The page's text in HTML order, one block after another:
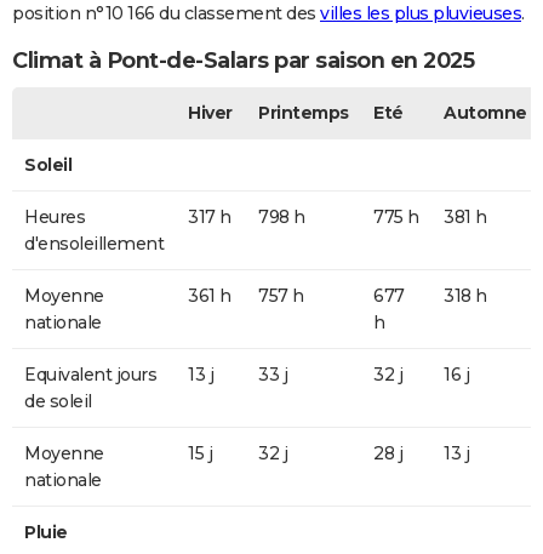
position n°10 166 du classement des villes les plus pluvieuses.
Climat à Pont-de-Salars par saison en 2025
Hiver Printemps Eté Automne
Soleil
Heures
d'ensoleillement
317 h 798 h 775 h 381 h
Moyenne
nationale
361 h 757 h
677
h
318 h
Equivalent jours
de soleil
13 j 33 j 32 j 16 j
Moyenne
nationale
15 j 32 j 28 j 13 j
Pluie